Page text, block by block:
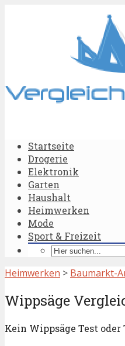
Startseite
Drogerie
Elektronik
Garten
Haushalt
Heimwerken
Mode
Sport & Freizeit
Heimwerken > Baumarkt-
Wippsäge
Kein Wippsäge Test oder